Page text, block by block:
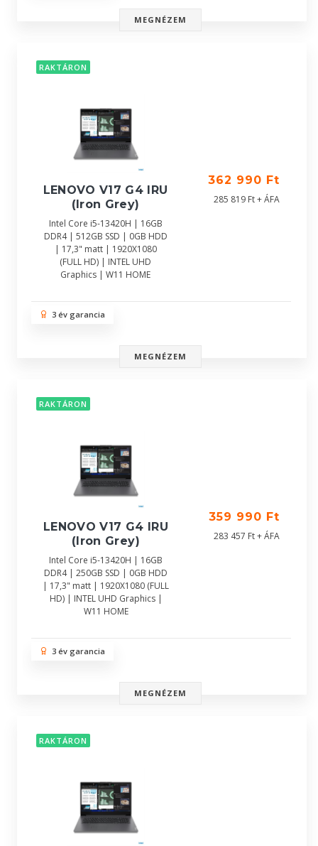
MEGNÉZEM
RAKTÁRON
LENOVO V17 G4 IRU
(Iron Grey)
Intel Core i5-13420H | 16GB
DDR4 | 512GB SSD | 0GB HDD
| 17,3" matt | 1920X1080
(FULL HD) | INTEL UHD
Graphics | W11 HOME
362 990 Ft
285 819 Ft + ÁFA
3 év garancia
MEGNÉZEM
RAKTÁRON
LENOVO V17 G4 IRU
(Iron Grey)
Intel Core i5-13420H | 16GB
DDR4 | 250GB SSD | 0GB HDD
| 17,3" matt | 1920X1080 (FULL
HD) | INTEL UHD Graphics |
W11 HOME
359 990 Ft
283 457 Ft + ÁFA
3 év garancia
MEGNÉZEM
RAKTÁRON